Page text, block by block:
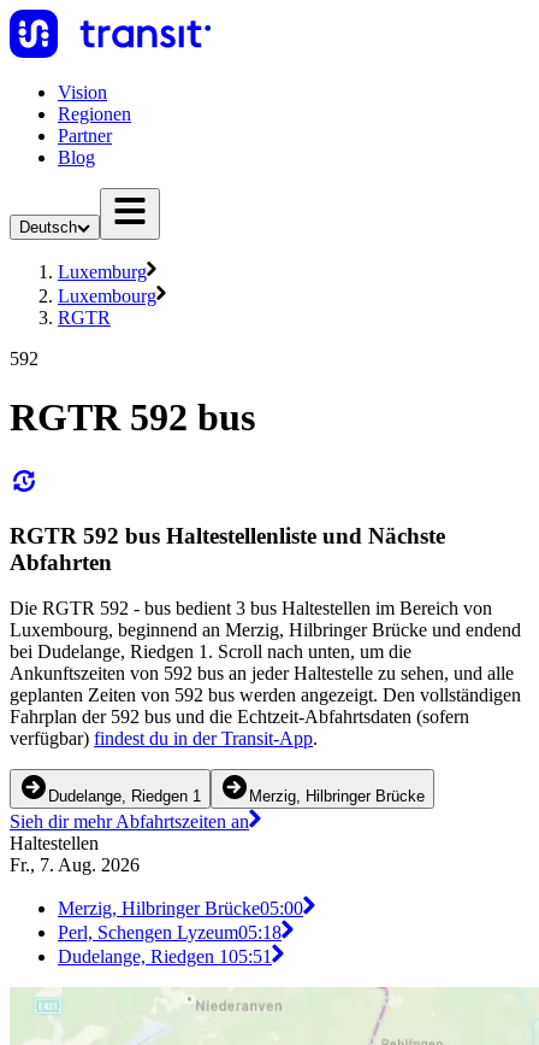
Vision
Regionen
Partner
Blog
Deutsch
Luxemburg
Luxembourg
RGTR
592
RGTR 592 bus
RGTR 592 bus Haltestellenliste und Nächste
Abfahrten
Die RGTR 592 - bus bedient 3 bus Haltestellen im Bereich von
Luxembourg, beginnend an Merzig, Hilbringer Brücke und endend
bei Dudelange, Riedgen 1. Scroll nach unten, um die
Ankunftszeiten von 592 bus an jeder Haltestelle zu sehen, und alle
geplanten Zeiten von 592 bus werden angezeigt. Den vollständigen
Fahrplan der 592 bus und die Echtzeit-Abfahrtsdaten (sofern
verfügbar) findest du in der Transit-App.
Dudelange, Riedgen 1 Merzig, Hilbringer Brücke
Sieh dir mehr Abfahrtszeiten an
Haltestellen
Fr., 7. Aug. 2026
Merzig, Hilbringer Brücke05:00
Perl, Schengen Lyzeum05:18
Dudelange, Riedgen 105:51